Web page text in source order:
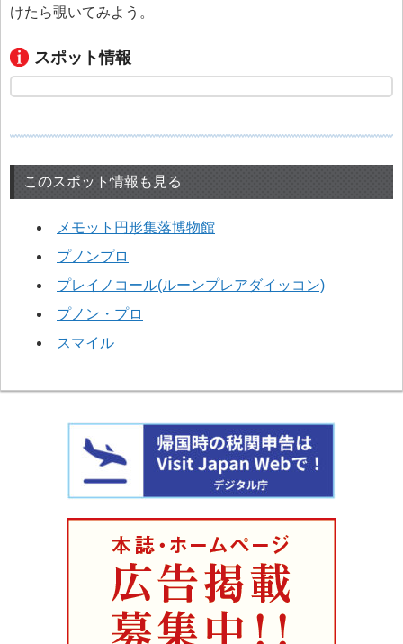
けたら覗いてみよう。
スポット情報
このスポット情報も見る
メモット円形集落博物館
プノンプロ
プレイノコール(ルーンプレアダイッコン)
プノン・プロ
スマイル